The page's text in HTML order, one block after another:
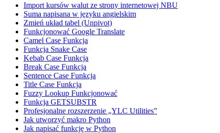
Import kursów walut ze strony internetowej NBU
Suma napisana w języku angielskim
Zmień układ tabel (Unpivot)
Funkcjonować Google Translate
Camel Case Funkcja
Funkcja Snake Case
Kebab Case Funkcja
Break Case Funkcja
Sentence Case Funkcja
Title Case Funkcja
Fuzzy Lookup Funkcjonować
Funkcja GETSUBSTR
Profesjonalne rozszerzenie „YLC Utilities”
Jak utworzyć makro Python
Jak napisać funkcję w Python